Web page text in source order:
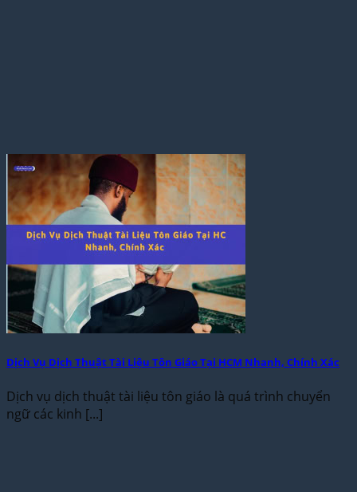
Dịch Vụ Dịch Thuật Tài Liệu Tôn Giáo Tại HCM Nhanh, Chính Xác
Dịch vụ dịch thuật tài liệu tôn giáo là quá trình chuyển
ngữ các kinh [...]